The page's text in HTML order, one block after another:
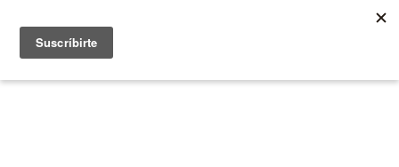
Cuéntame tu caso y recibe asesoría